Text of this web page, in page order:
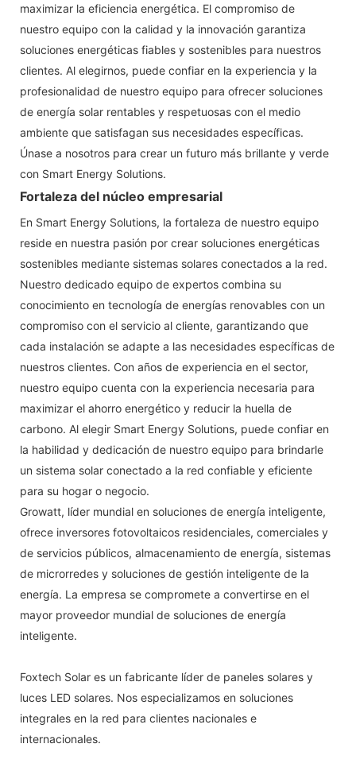
maximizar la eficiencia energética. El compromiso de
nuestro equipo con la calidad y la innovación garantiza
soluciones energéticas fiables y sostenibles para nuestros
clientes. Al elegirnos, puede confiar en la experiencia y la
profesionalidad de nuestro equipo para ofrecer soluciones
de energía solar rentables y respetuosas con el medio
ambiente que satisfagan sus necesidades específicas.
Únase a nosotros para crear un futuro más brillante y verde
con Smart Energy Solutions.
Fortaleza del núcleo empresarial
En Smart Energy Solutions, la fortaleza de nuestro equipo
reside en nuestra pasión por crear soluciones energéticas
sostenibles mediante sistemas solares conectados a la red.
Nuestro dedicado equipo de expertos combina su
conocimiento en tecnología de energías renovables con un
compromiso con el servicio al cliente, garantizando que
cada instalación se adapte a las necesidades específicas de
nuestros clientes. Con años de experiencia en el sector,
nuestro equipo cuenta con la experiencia necesaria para
maximizar el ahorro energético y reducir la huella de
carbono. Al elegir Smart Energy Solutions, puede confiar en
la habilidad y dedicación de nuestro equipo para brindarle
un sistema solar conectado a la red confiable y eficiente
para su hogar o negocio.
Growatt, líder mundial en soluciones de energía inteligente,
ofrece inversores fotovoltaicos residenciales, comerciales y
de servicios públicos, almacenamiento de energía, sistemas
de microrredes y soluciones de gestión inteligente de la
energía. La empresa se compromete a convertirse en el
mayor proveedor mundial de soluciones de energía
inteligente.
Foxtech Solar es un fabricante líder de paneles solares y
luces LED solares. Nos especializamos en soluciones
integrales en la red para clientes nacionales e
internacionales.